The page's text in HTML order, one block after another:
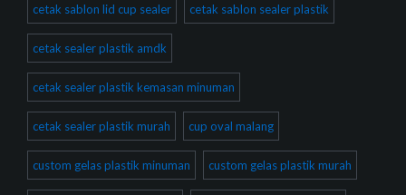
cetak sablon lid cup sealer cetak sablon sealer plastik
cetak sealer plastik amdk
cetak sealer plastik kemasan minuman
cetak sealer plastik murah cup oval malang
custom gelas plastik minuman custom gelas plastik murah